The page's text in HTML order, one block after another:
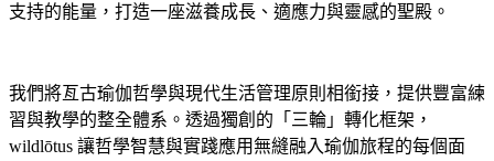
支持的能量，打造一座滋養成長、適應力與靈感的聖殿。
我們將亙古瑜伽哲學與現代生活管理原則相銜接，提供豐富練
習與教學的整全體系。透過獨創的「三輪」轉化框架，
wildlōtus 讓哲學智慧與實踐應用無縫融入瑜伽旅程的每個面